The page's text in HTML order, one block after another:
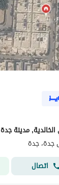
مدينة جدة
جدة، جدة
اتصال